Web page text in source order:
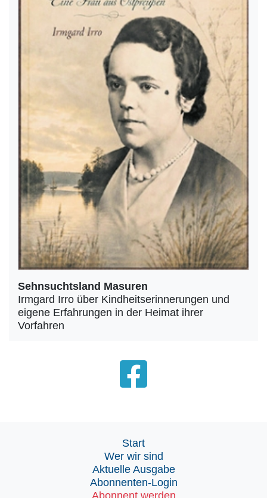
Sehnsuchtsland Masuren
Irmgard Irro über Kindheitserinnerungen und
eigene Erfahrungen in der Heimat ihrer
Vorfahren
Start
Wer wir sind
Aktuelle Ausgabe
Abonnenten-Login